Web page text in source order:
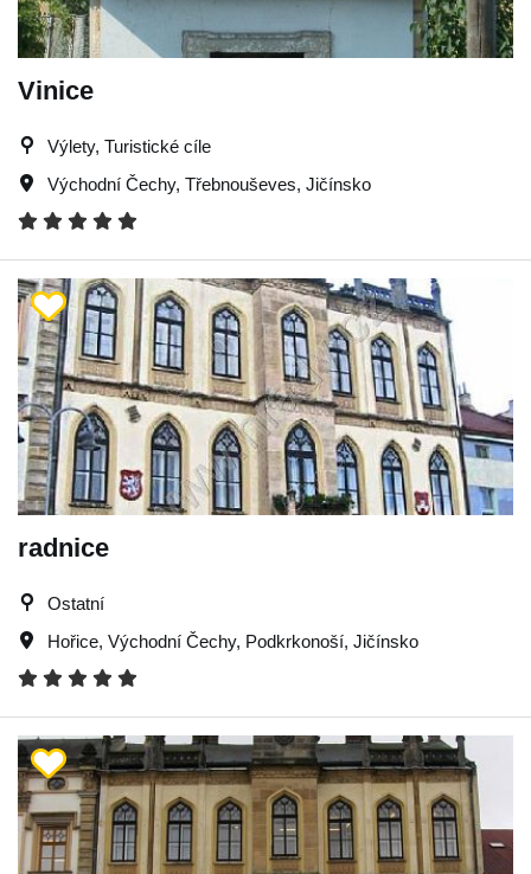
Vinice
Výlety, Turistické cíle
Východní Čechy, Třebnouševes, Jičínsko
radnice
Ostatní
Hořice, Východní Čechy, Podkrkonoší, Jičínsko